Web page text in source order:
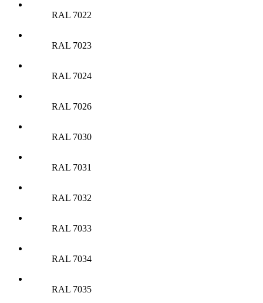
RAL 7022
RAL 7023
RAL 7024
RAL 7026
RAL 7030
RAL 7031
RAL 7032
RAL 7033
RAL 7034
RAL 7035